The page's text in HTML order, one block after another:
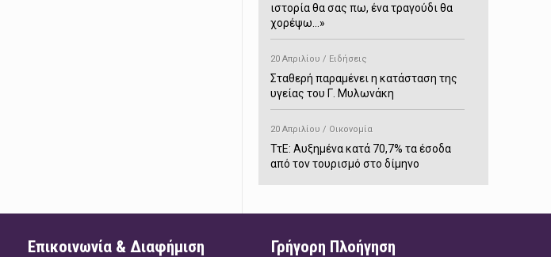
ιστορία θα σας πω, ένα τραγούδι θα
χορέψω…»
20 Απριλίου / Ειδήσεις
Σταθερή παραμένει η κατάσταση της
υγείας του Γ. Μυλωνάκη
20 Απριλίου / Οικονομία
ΤτΕ: Αυξημένα κατά 70,7% τα έσοδα
από τον τουρισμό στο δίμηνο
20 Απριλίου / Αστυνομικά
πιστολιού κρότου – αερίου
Επικοινωνία & Διαφήμιση Γρήγορη Πλοήγηση